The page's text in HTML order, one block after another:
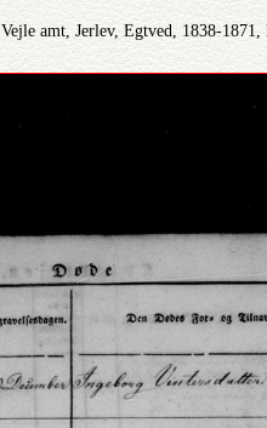
Vejle amt, Jerlev, Egtved, 1838-